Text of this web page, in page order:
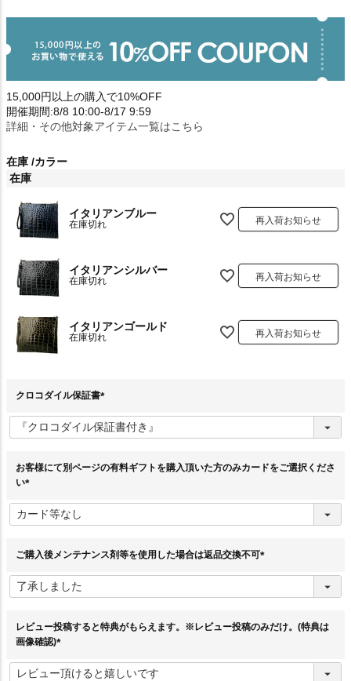
15,000円以上の購入で10%OFF
開催期間:8/8 10:00-8/17 9:59
詳細・その他対象アイテム一覧はこちら
在庫 カラー
在庫
イタリアンブルー
在庫切れ 再入荷お知らせ
イタリアンシルバー
在庫切れ 再入荷お知らせ
イタリアンゴールド
在庫切れ 再入荷お知らせ
クロコダイル保証書
必
須
お客様にて別ページの有料ギフトを購入頂いた方のみカードをご選択くださ
い
必
須
ご購入後メンテナンス剤等を使用した場合は返品交換不可
須
レビュー投稿すると特典がもらえます。※レビュー投稿のみだけ。(特典は
画像確認)
必